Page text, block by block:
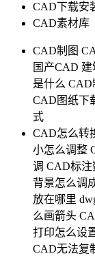
CAD下载安
CAD素材库
CAD制图
国产CAD 建
是什么 CAD
CAD图纸下
式
CAD怎么转
小怎么调整
调 CAD标注
背景怎么调
放在哪里
么画箭头
打印怎么设
CAD无法复